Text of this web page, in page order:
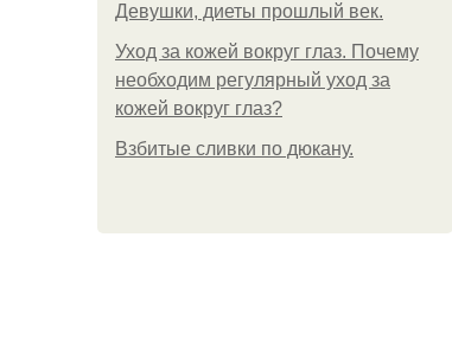
Девушки, диеты прошлый век.
Уход за кожей вокруг глаз. Почему
необходим регулярный уход за
кожей вокруг глаз?
Взбитые сливки по дюкану.